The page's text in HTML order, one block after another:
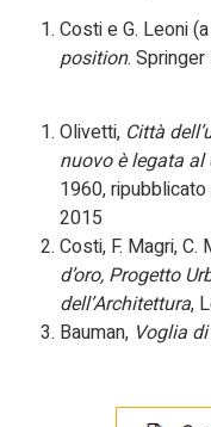
Costi e G. Leoni
position.
Olivetti, Città
nuovo è legata al
1960,
2015
Costi, F. Magri, C.
d’oro, Progetto
dell’Architettura,
Bauman, Voglia